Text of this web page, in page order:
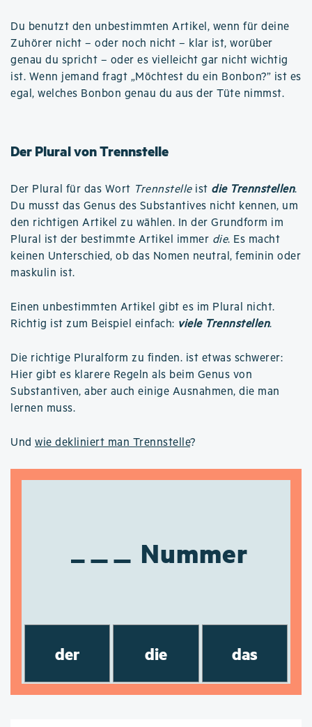
Du benutzt den unbestimmten Artikel, wenn für deine
Zuhörer nicht – oder noch nicht – klar ist, worüber
genau du spricht – oder es vielleicht gar nicht wichtig
ist. Wenn jemand fragt „Möchtest du ein Bonbon?” ist es
egal, welches Bonbon genau du aus der Tüte nimmst.
Der Plural von Trennstelle
Der Plural für das Wort Trennstelleist die Trennstellen.
Du musst das Genus des Substantives nicht kennen, um
den richtigen Artikel zu wählen. In der Grundform im
Plural ist der bestimmte Artikel immer die. Es macht
keinen Unterschied, ob das Nomen neutral, feminin oder
maskulin ist.
Einen unbestimmten Artikel gibt es im Plural nicht.
Richtig ist zum Beispiel einfach: viele Trennstellen.
Die richtige Pluralform zu finden. ist etwas schwerer:
Hier gibt es klarere Regeln als beim Genus von
Substantiven, aber auch einige Ausnahmen, die man
lernen muss.
Und wie dekliniert man Trennstelle?
Nummer
der die das